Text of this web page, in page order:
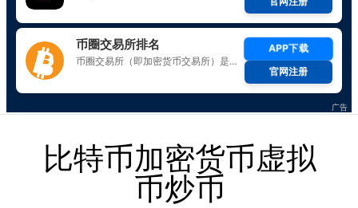
比特币加密货币虚拟
币炒币